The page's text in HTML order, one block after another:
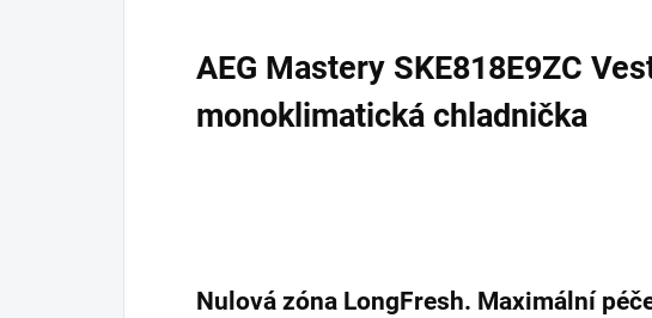
AEG Mastery SKE818E9ZC
monoklimatická chladnička
Nulová zóna LongFresh. Maximální